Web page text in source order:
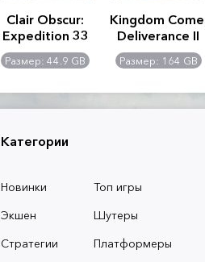
Clair Obscur:
Expedition 33
Размер: 44.9 GB
Kingdom
Deliverance II
Размер: 164 GB
Категории
Новинки
Топ игры
Экшен
Шутеры
Стратегии
Платформеры